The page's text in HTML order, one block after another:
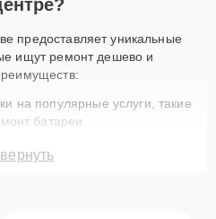
предоставляет уникальные
ищут ремонт дешево и
на популярные услуги, такие
батареи.
опытным мастерам.
услуга доставки для